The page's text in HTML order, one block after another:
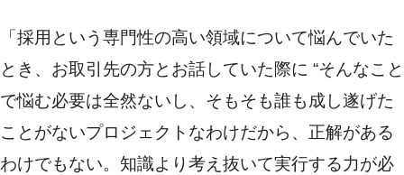
「採用という専門性の高い領域について悩んでいた
とき、お取引先の方とお話していた際に “そんなこと
で悩む必要は全然ないし、そもそも誰も成し遂げた
ことがないプロジェクトなわけだから、正解がある
わけでもない。知識より考え抜いて実行する力が必